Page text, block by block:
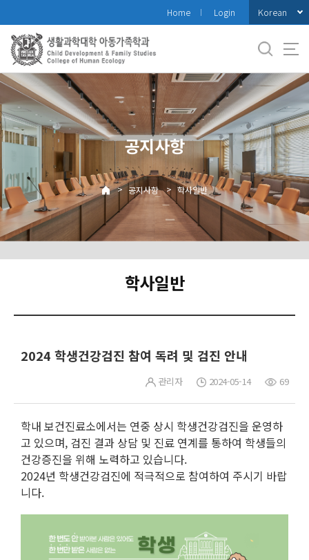
로
메
뉴
Home Login Korean
공지사항
> 공지사항 > 학사일반
학사일반
2024 학생건강검진 참여 독려 및 검진 안내
관리자 2024-05-14 69
학내 보건진료소에서는 연중 상시 학생건강검진을 운영하
고 있으며, 검진 결과 상담 및 진료 연계를 통하여 학생들의
건강증진을 위해 노력하고 있습니다.
2024년 학생건강검진에 적극적으로 참여하여 주시기 바랍
니다.